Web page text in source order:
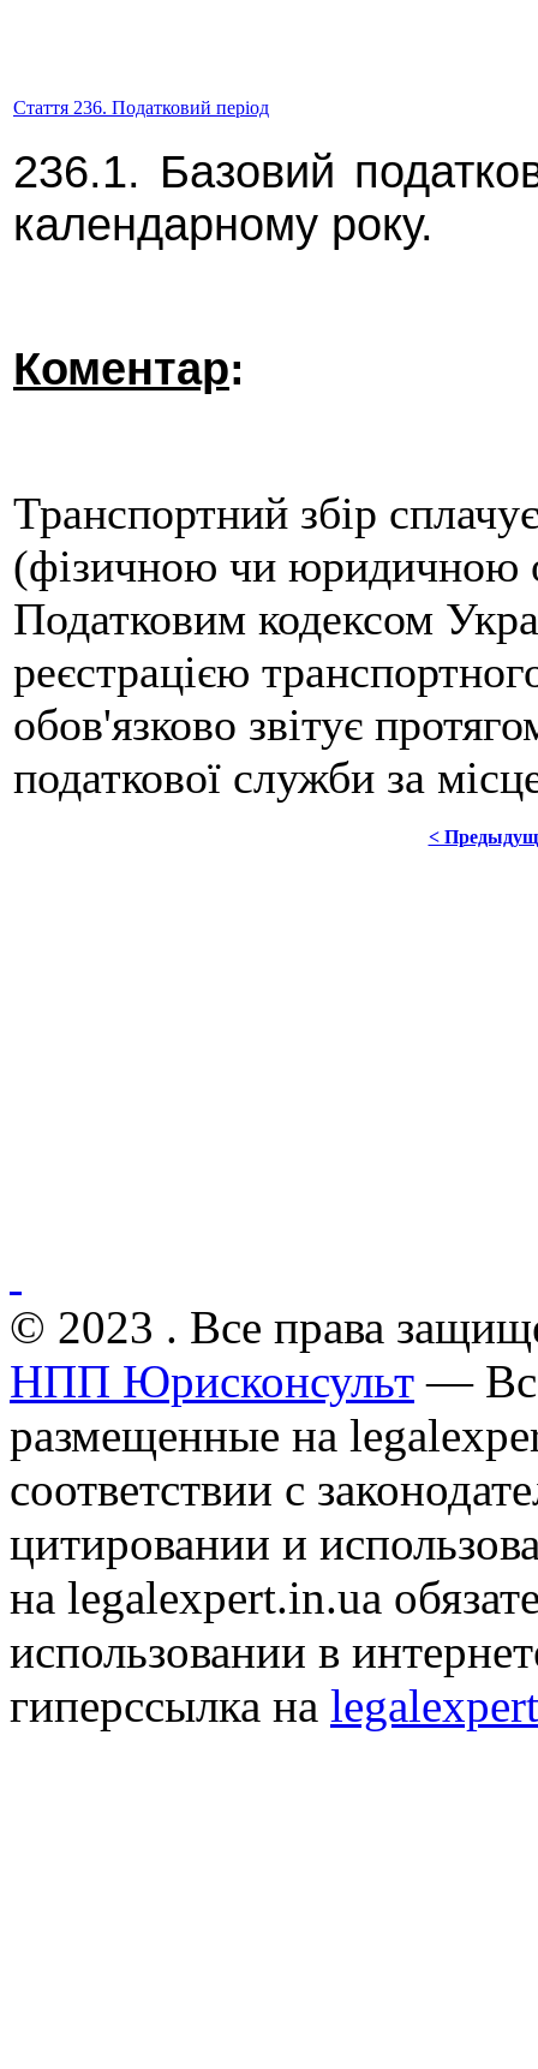
Стаття 236. Податковий період
236.1. Базовий
календарному року.
Коментар:
Транспортний збір
(фізичною чи юридичною
Податковим кодексом
реєстрацією
обов'язково звітує
податкової служби за
<
© 2023 . Все права
НПП Юрисконсульт —
размещенные на
соответствии с
цитировании и
на legalexpert.in.ua
использовании в
гиперссылка на